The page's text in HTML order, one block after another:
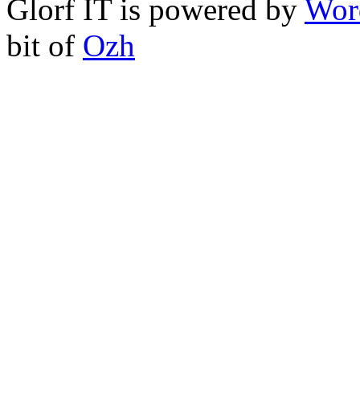
Glorf IT is powered by
bit of Ozh